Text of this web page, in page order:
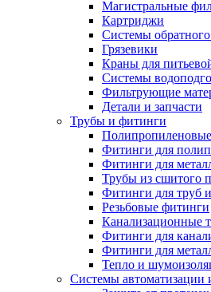
Магистральные
Картриджи
Системы
Грязевики
Краны для
Системы
Фильтрующие
Детали и запчасти
Трубы и фитинги
Фитинги для
Фитинги для
Трубы из сшитого
Фитинги для труб
Резьбовые фитинги
Канализационные
Фитинги для
Фитинги для
Тепло и
Системы автоматизации